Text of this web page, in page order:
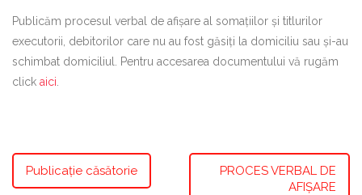
Publicăm procesul verbal de afișare al somațiilor și titlurilor
executorii, debitorilor care nu au fost găsiți la domiciliu sau și-au
schimbat domiciliul. Pentru accesarea documentului vă rugăm
click aici
Publicaţie căsătorie
PROCES VERBAL DE
AFIȘARE